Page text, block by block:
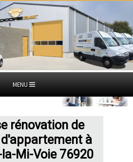
MENU
rénovation de
à
Mi-Voie 76920